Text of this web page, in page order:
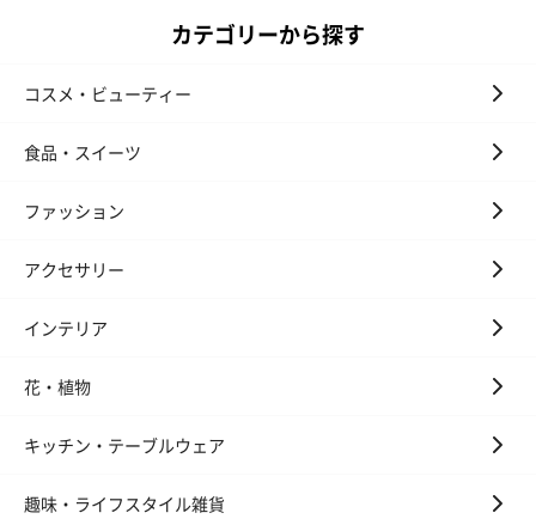
カテゴリーから探す
コスメ・ビューティー
食品・スイーツ
ファッション
アクセサリー
インテリア
花・植物
キッチン・テーブルウェア
趣味・ライフスタイル雑貨